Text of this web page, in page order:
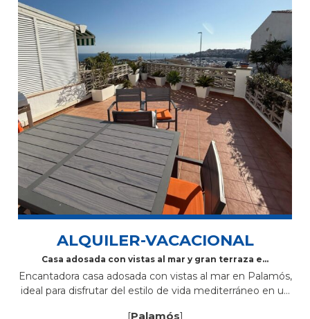
ALQUILER-VACACIONAL
Casa adosada con vistas al mar y gran terraza en
Encantadora casa adosada con vistas al mar en Palamós,
ideal para disfrutar del estilo de vida mediterráneo en un
[Palamós]